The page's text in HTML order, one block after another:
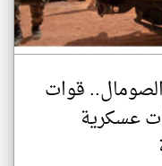
قوات
عسكرية